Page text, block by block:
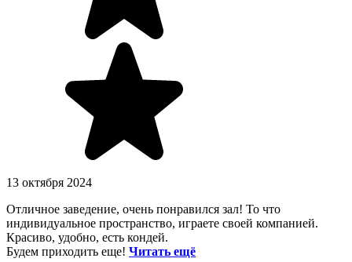
13 октября 2024
Отличное заведение, очень понравился зал! То что
индивидуальное пространство, играете своей компанией.
Красиво, удобно, есть кондей.
Будем приходить еще! Читать ещё